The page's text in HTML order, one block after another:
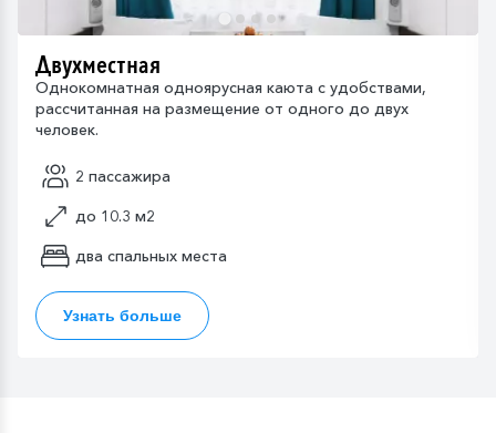
Двухместная
Однокомнатная одноярусная каюта с удобствами,
рассчитанная на размещение от одного до двух
человек.
2 пассажира
до 10.3 м2
два спальных места
Узнать больше